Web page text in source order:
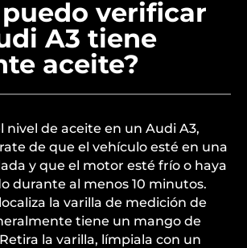
puedo verificar
A3 tiene
aceite?
nivel de aceite en un Audi A3,
de que el vehículo esté en una
y que el motor esté frío o haya
durante al menos 10 minutos.
la varilla de medición de
tiene un mango de
la varilla, límpiala con un